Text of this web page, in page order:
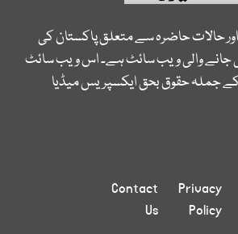
حالات حاضرہ سے متعلق پاکستان کی
والی ویب سائٹ ہے۔ اس ویب سائٹ
کے جملہ حقوق بحق ایکسپریس میڈیا
Privacy
Policy
Contact
Us